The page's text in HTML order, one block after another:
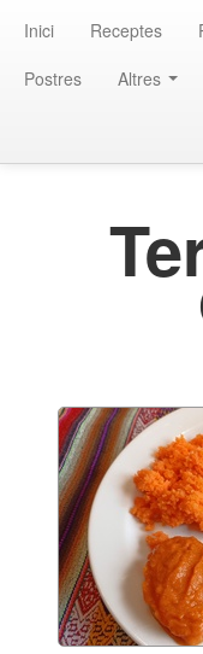
Inici Receptes
Postres
Altres